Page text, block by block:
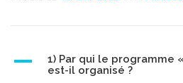
A
1) Par qui le programme
est-il organisé ?